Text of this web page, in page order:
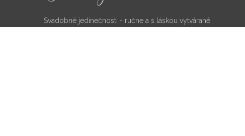
Svadobné jedinečnosti - ručne a s láskou vytvárané